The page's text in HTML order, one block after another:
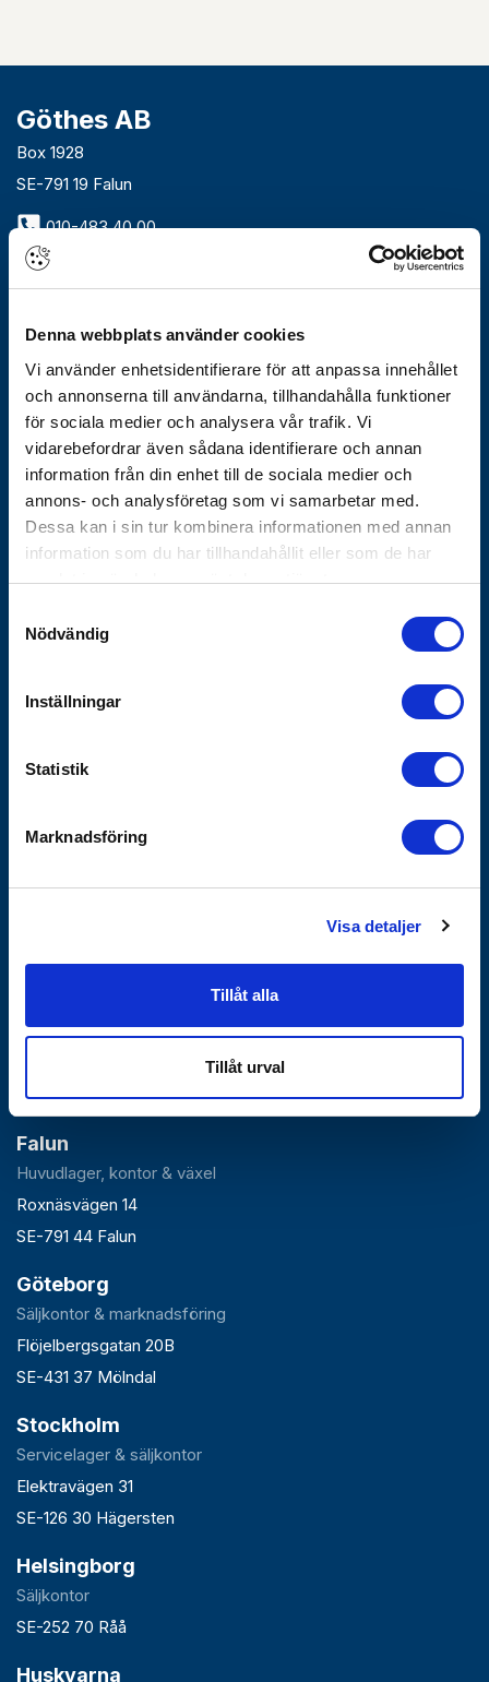
Denna webbplats använder cookies
Vi använder enhetsidentifierare för att anpassa innehållet
och annonserna till användarna, tillhandahålla funktioner
för sociala medier och analysera vår trafik. Vi
vidarebefordrar även sådana identifierare och annan
information från din enhet till de sociala medier och
annons- och analysföretag som vi samarbetar med.
Dessa kan i sin tur kombinera informationen med annan
information som du har tillhandahållit eller som de har
samlat in när du har använt deras tjänster.
Nödvändig
Inställningar
Statistik
Marknadsföring
Visa detaljer
Tillåt alla
Tillåt urval
Göthes AB
Box 1928
SE-791 19 Falun
010-483 40 00
info@gothes.se
Arbeta hos oss
Vårt erbjudande
Historik
Nyhetsbrev
Varför Göthes
Våra varumärken
Koncernbolag
Göthes Säkerhet
Göthes Teknik
Kontakta oss
Vanliga frågor
Hållbarhetshändelser
Falun
Huvudlager, kontor & växel
Roxnäsvägen 14
SE-791 44 Falun
Göteborg
Säljkontor & marknadsföring
Flöjelbergsgatan 20B
SE-431 37 Mölndal
Stockholm
Servicelager & säljkontor
Elektravägen 31
SE-126 30 Hägersten
Helsingborg
Säljkontor
SE-252 70 Råå
Huskvarna